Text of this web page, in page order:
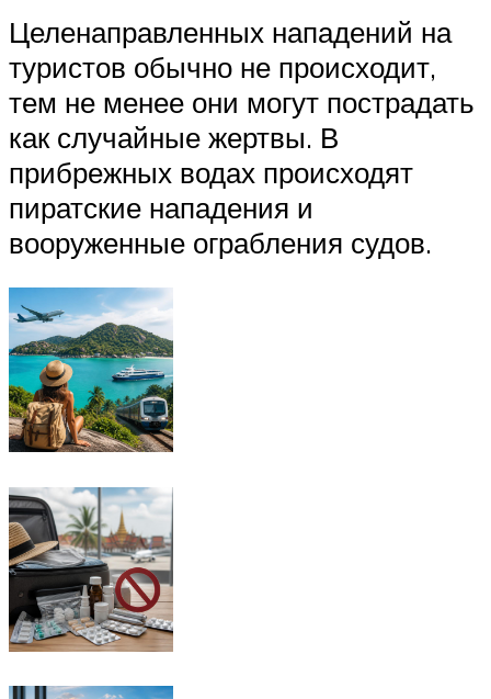
Целенаправленных нападений на
туристов обычно не происходит,
тем не менее они могут пострадать
как случайные жертвы. В
прибрежных водах происходят
пиратские нападения и
вооруженные ограбления судов.